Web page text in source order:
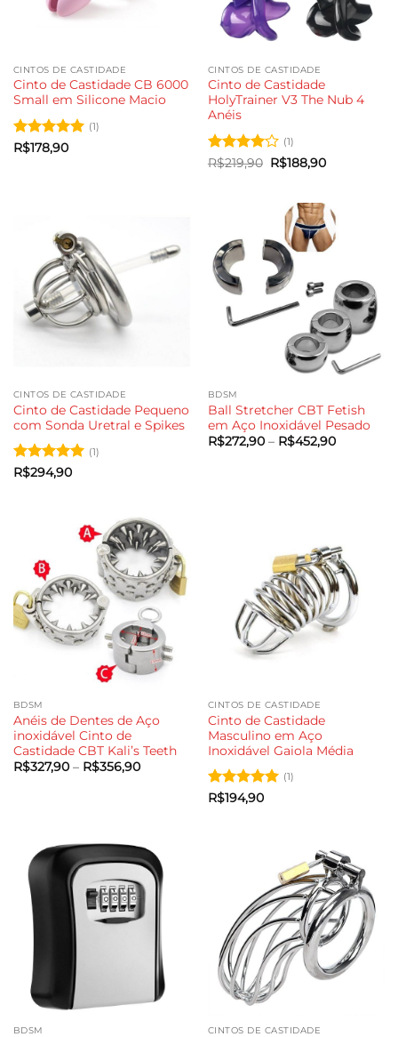
CINTOS DE CASTIDADE
Cinto de Castidade CB 6000
Small em Silicone Macio
Avaliação
(1)
R$178,90
CINTOS DE CASTIDADE
Cinto de Castidade
HolyTrainer V3 The Nub 4
Anéis
Avaliação
(1)
R$219,90 O
preço
R$219,90.
R$188,90O
R$188,90.
CINTOS DE CASTIDADE
Cinto de Castidade Pequeno
com Sonda Uretral e Spikes
Avaliação
(1)
R$294,90
BDSM
Ball Stretcher CBT Fetish
em Aço Inoxidável Pesado
R$272,90 – R$452,90Faixa
BDSM
Anéis de Dentes de Aço
inoxidável Cinto de
Castidade CBT Kali’s Teeth
R$327,90 – R$356,90Faixa
CINTOS DE CASTIDADE
Cinto de Castidade
Masculino em Aço
Inoxidável Gaiola Média
Avaliação
(1)
R$194,90
BDSM CINTOS DE CASTIDADE